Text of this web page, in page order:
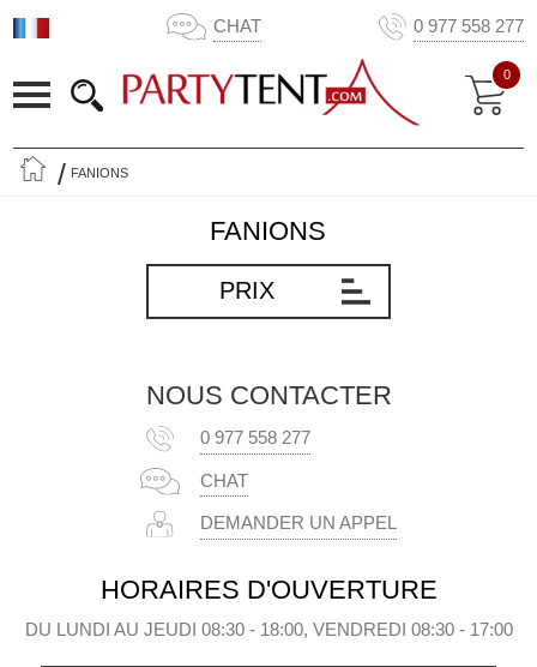
CHAT 0 977 558 277
0
FANIONS
FANIONS
PRIX
NOUS CONTACTER
0 977 558 277
CHAT
DEMANDER UN APPEL
HORAIRES D'OUVERTURE
DU LUNDI AU JEUDI 08:30 - 18:00, VENDREDI 08:30 - 17:00